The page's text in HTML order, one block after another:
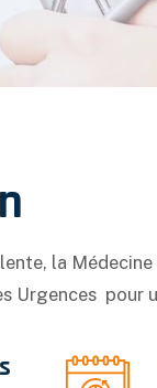
la
Urgences pour